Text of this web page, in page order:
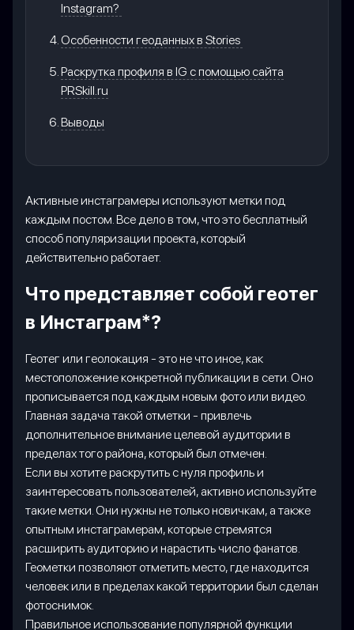
Instagram?
Особенности геоданных в Stories
Раскрутка профиля в IG с помощью сайта
PRSkill.ru
Выводы
Активные инстаграмеры используют метки под
каждым постом. Все дело в том, что это бесплатный
способ популяризации проекта, который
действительно работает.
Что представляет собой геотег
в Инстаграм*?
Геотег или геолокация - это не что иное, как
местоположение конкретной публикации в сети. Оно
прописывается под каждым новым фото или видео.
Главная задача такой отметки - привлечь
дополнительное внимание целевой аудитории в
пределах того района, который был отмечен.
Если вы хотите раскрутить с нуля профиль и
заинтересовать пользователей, активно используйте
такие метки. Они нужны не только новичкам, а также
опытным инстаграмерам, которые стремятся
расширить аудиторию и нарастить число фанатов.
Геометки позволяют отметить место, где находится
человек или в пределах какой территории был сделан
фотоснимок.
Правильное использование популярной функции